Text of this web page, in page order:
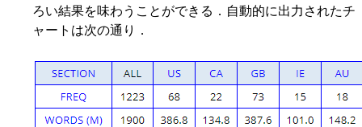
ろい結果を味わうことができる．自動的に出力されたチ
ャートは次の通り．